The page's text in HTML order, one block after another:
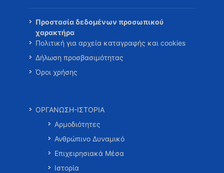
Προστασία δεδομένων προσωπικού
χαρακτήρα
Πολιτική για αρχεία καταγραφής και cookies
Δήλωση προσβασιμότητας
Όροι χρήσης
ΟΡΓΑΝΩΣΗ-ΙΣΤΟΡΙΑ
Αρμοδιότητες
Ανθρώπινο Δυναμικό
Επιχειρησιακά Μέσα
Ιστορία